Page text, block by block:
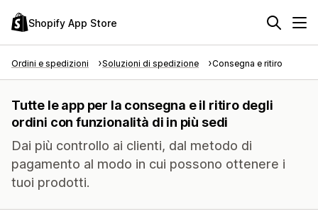
Shopify App Store
Ordini e spedizioni Soluzioni di spedizione Consegna e ritiro
Tutte le app per la consegna e il ritiro degli
ordini con funzionalità di in più sedi
Dai più controllo ai clienti, dal metodo di
pagamento al modo in cui possono ottenere i
tuoi prodotti.